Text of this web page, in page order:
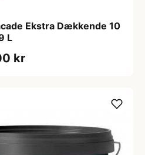
Ekstra Dækkende 10
L
kr